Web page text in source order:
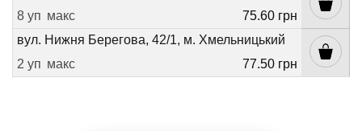
8 уп макс
75.60 грн
вул. Нижня Берегова, 42/1, м. Хмельницький
2 уп макс 77.50 грн